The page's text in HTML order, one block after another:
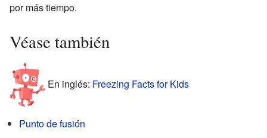
por más tiempo.
Véase también
En inglés: Freezing Facts for Kids
Punto de fusión